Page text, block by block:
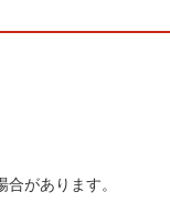
があります。